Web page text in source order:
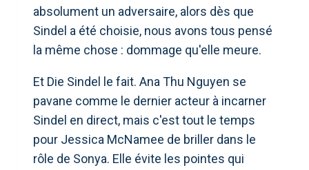
absolument un adversaire, alors dès que
Sindel a été choisie, nous avons tous pensé
la même chose : dommage qu'elle meure.
Et Die Sindel le fait. Ana Thu Nguyen se
pavane comme le dernier acteur à incarner
Sindel en direct, mais c'est tout le temps
pour Jessica McNamee de briller dans le
rôle de Sonya. Elle évite les pointes qui